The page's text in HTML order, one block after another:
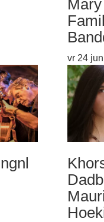
Band
vr 24
nl
Hoek